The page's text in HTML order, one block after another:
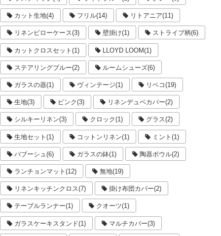
カット生地(4) フリル(14) リトアニア(11)
リネンピローケース(3) 壁掛け(1) ストライプ柄(6)
カットクロスセット(1) LLOYD LOOM(1)
ステアリングブルー(2) ルームシューズ(6)
ガラスの器(1) ヴィンテージ(1) リベコ(19)
生地(3) ピンク(3) リネンデュベカバー(2)
シルキーリネン(3) クロック(1) グラス(2)
生地セット(1) コットンリネン(1) ミント(1)
バブーシュ(6) ガラスの鉢(1) 陶器ボウル(2)
ランチョンマット(12) 無地(19)
リネンキッチンクロス(7) 掛け布団カバー(2)
テーブルランナー(1) クオーツ(1)
ガラスケーキスタンド(1) マルチカバー(3)